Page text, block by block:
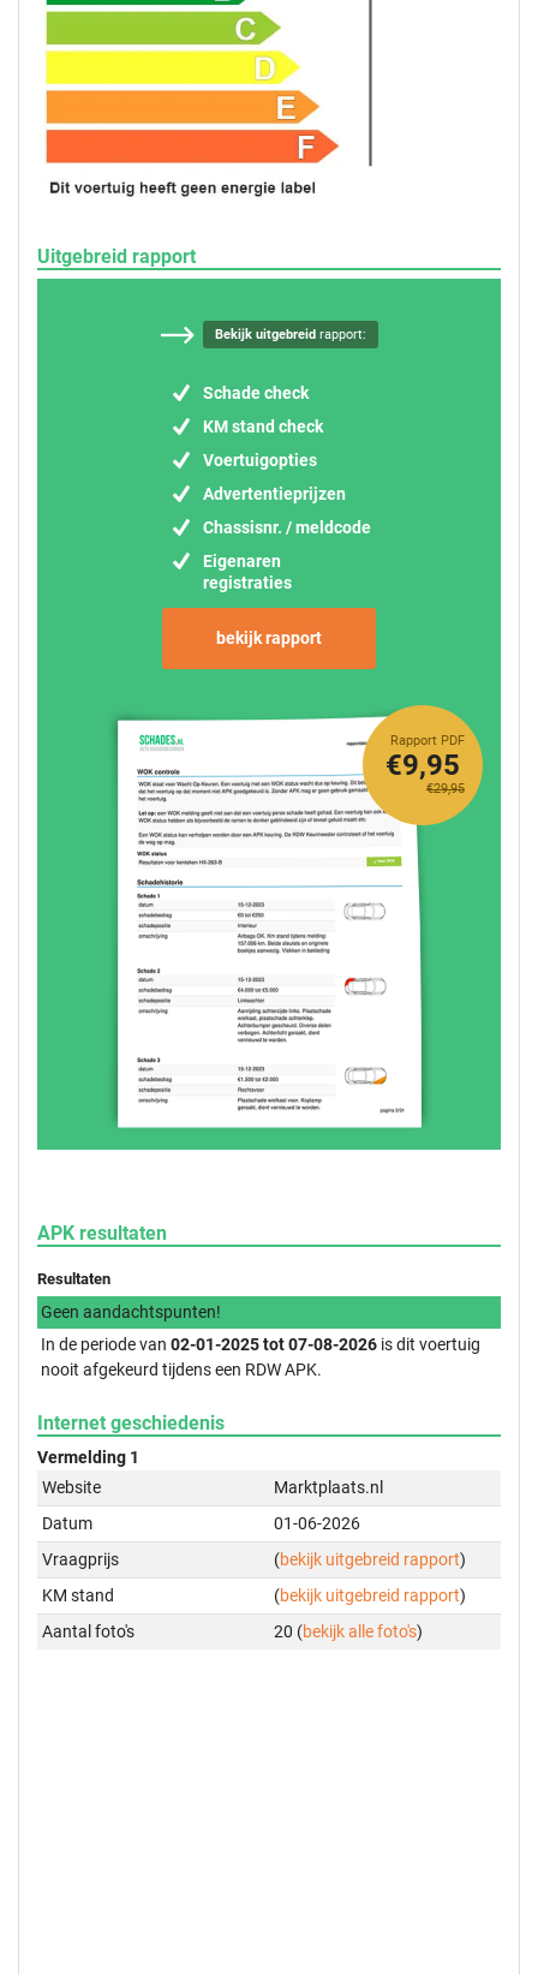
Uitgebreid rapport
Bekijk uitgebreidrapport:
Schade check
KM stand check
Voertuigopties
Advertentieprijzen
Chassisnr. / meldcode
Eigenaren
registraties
bekijk rapport
Rapport PDF
€29,95
€9,95
APK resultaten
Resultaten
Geen aandachtspunten!
In de periode van 02-01-2025 tot 07-08-2026 is dit voertuig
nooit afgekeurd tijdens een RDW APK.
Internet geschiedenis
Vermelding 1
Website
Marktplaats.nl
Datum
01-06-2026
Vraagprijs
(bekijk uitgebreid rapport)
KM stand
(bekijk uitgebreid rapport)
Aantal foto's
20 (bekijk alle foto's)